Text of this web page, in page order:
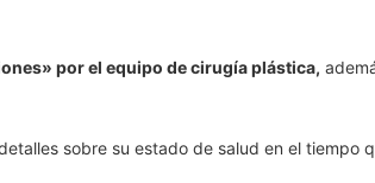
por el equipo de cirugía plástica,
sobre su estado de salud en el tiempo